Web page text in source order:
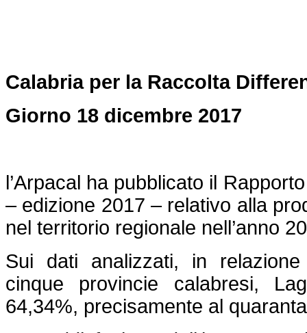
Calabria per la Raccolta
Giorno 18 dicembre 2017
l’Arpacal ha pubblicato il
– edizione 2017 – relativo alla
nel territorio regionale nell’anno
Sui dati analizzati, in
cinque provincie calabresi,
64,34%, precisamente al